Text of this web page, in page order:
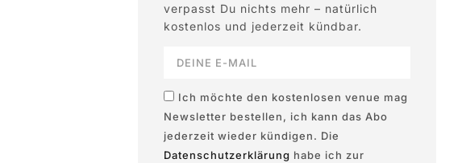
verpasst Du nichts mehr – natürlich
kostenlos und jederzeit kündbar.
Ich möchte den kostenlosen venue mag
Newsletter bestellen, ich kann das Abo
jederzeit wieder kündigen. Die
Datenschutzerklärung habe ich zur